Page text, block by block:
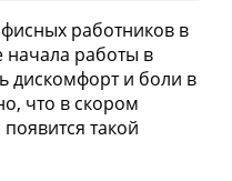
работников в
начала работы в
дискомфорт и боли в
что в скором
такой